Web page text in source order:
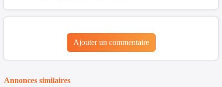
Ajouter un commentaire
Annonces similaires